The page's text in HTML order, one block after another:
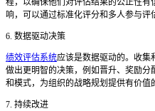
程，以确保他们对评估结果的公正性
响，可以通过标准化评分和多人参与评
6. 数据驱动决策
绩效评估系统应该是数据驱动的。收集
做出更明智的决策，例如晋升、奖励
和模式，为组织的战略规划提供有价值
7. 持续改进